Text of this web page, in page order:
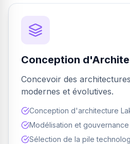
Conception
Concevoir des
modernes et évolutives.
Conception d'architecture
Modélisation et
Sélection de la pile